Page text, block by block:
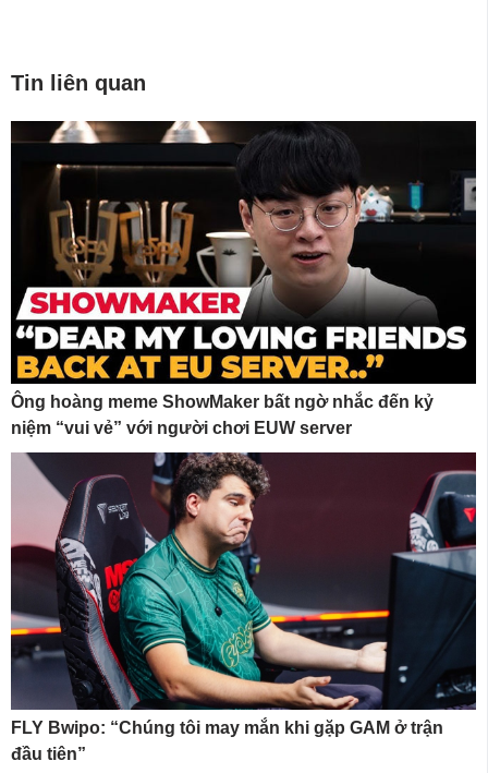
Tin liên quan
Ông hoàng meme ShowMaker bất ngờ nhắc đến kỷ
niệm “vui vẻ” với người chơi EUW server
FLY Bwipo: “Chúng tôi may mắn khi gặp GAM ở trận
đầu tiên”